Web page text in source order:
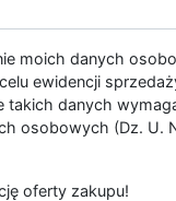
moich danych
ewidencji
takich danych
osobowych (Dz. U.
oferty zakupu!